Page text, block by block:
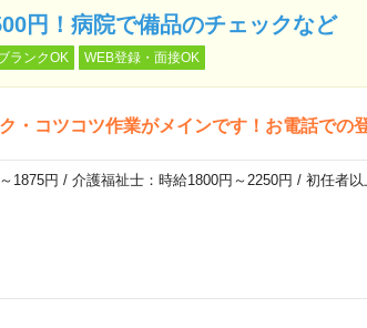
円！病院で備品のチェックなど
ランクOK WEB登録・面接OK
・コツコツ作業がメインです！お電話での
1875円 / 介護福祉士：時給1800円～2250円 / 初任者以